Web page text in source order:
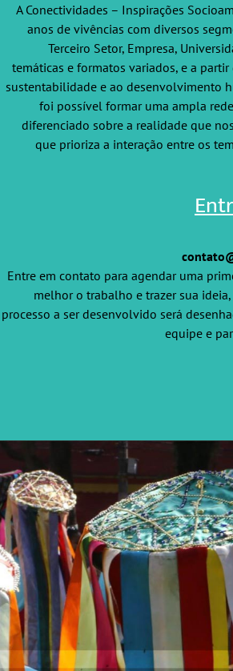
A Conectividades – Inspirações
anos de vivências com diversos
Terceiro Setor, Empresa,
temáticas e formatos variados, e a partir
sustentabilidade e ao desenvolvimento
foi possível formar uma ampla
diferenciado sobre a realidade que
que prioriza a interação entre os
Entre em contato para agendar uma
melhor o trabalho e trazer sua
processo a ser desenvolvido será
equipe e